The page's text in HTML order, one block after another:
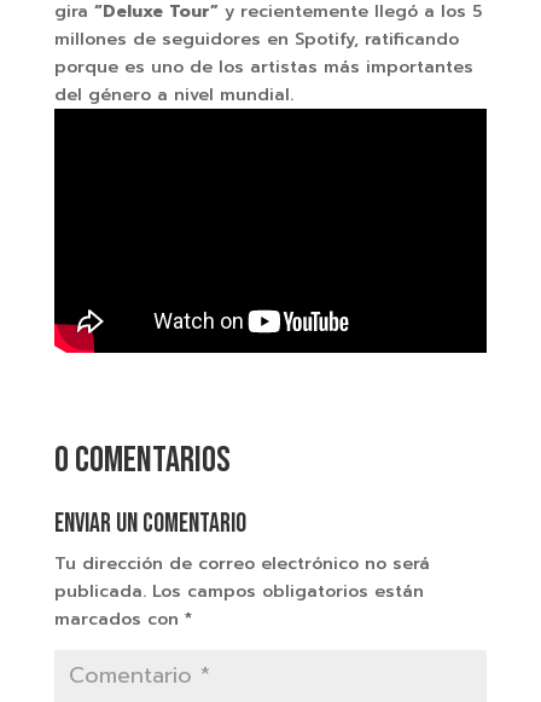
gira “Deluxe Tour” y recientemente llegó a los 5
millones de seguidores en Spotify, ratificando
porque es uno de los artistas más importantes
del género a nivel mundial.
0 comentarios
Enviar un comentario
Tu dirección de correo electrónico no será
publicada. Los campos obligatorios están
marcados con *